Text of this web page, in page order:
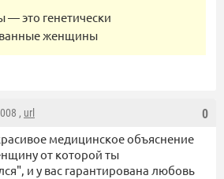
это генетически
женщины
0
, url
медицинское объяснение
от которой ты
и у вас гарантирована любовь